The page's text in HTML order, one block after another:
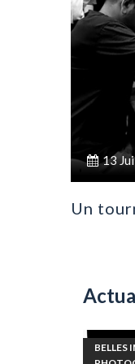
13
Un
BELLES